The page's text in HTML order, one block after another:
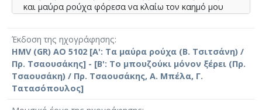
και µαύρα ρούχα φόρεσα να κλαίω τον καηµό µου
Έκδοση της ηχογράφησης
HMV (GR) AO 5102 [Α': Τα μαύρα ρούχα (Β. Τσιτσάνη) /
Πρ. Τσαουσάκης] - [Β': Το μπουζούκι μόνον ξέρει (Πρ.
Τσαουσάκη) / Πρ. Τσαουσάκης, Α. Μπέλα, Γ.
Τατασόπουλος]